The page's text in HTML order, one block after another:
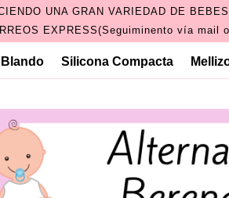
UNA GRAN VARIEDAD DE
EXPRESS(Seguiminento vía mail
Silicona Compacta